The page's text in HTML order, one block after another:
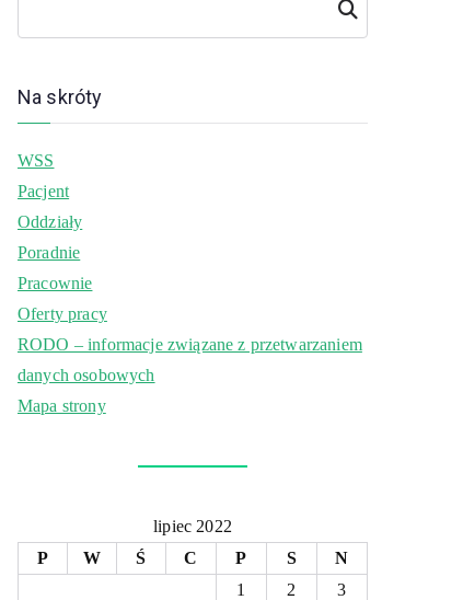
Szukaj
Na skróty
WSS
Pacjent
Oddziały
Poradnie
Pracownie
Oferty pracy
RODO – informacje związane z przetwarzaniem
danych osobowych
Mapa strony
lipiec 2022
P
W Ś C P S
N
1
2
3